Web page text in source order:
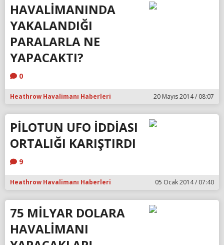
HAVALİMANINDA
YAKALANDIĞI
PARALARLA NE
YAPACAKTI?
0
Heathrow Havalimanı Haberleri 20 Mayıs 2014 / 08:07
PİLOTUN UFO İDDİASI
ORTALIĞI KARIŞTIRDI
9
Heathrow Havalimanı Haberleri 05 Ocak 2014 / 07:40
75 MİLYAR DOLARA
HAVALİMANI